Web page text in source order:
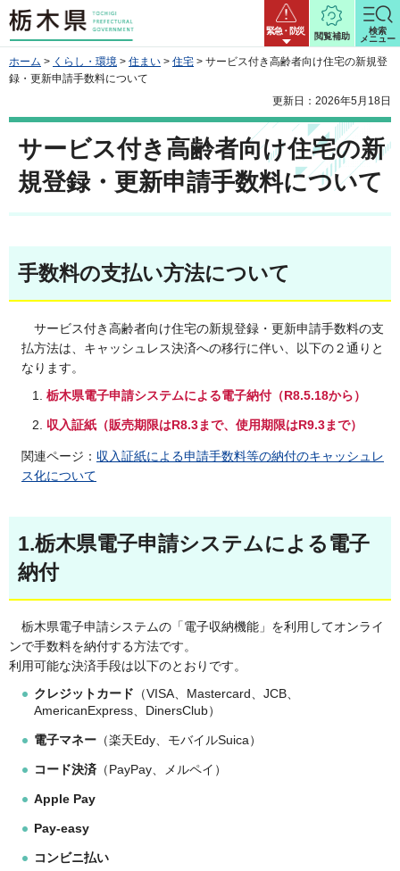
栃木県 緊急・防災
閲覧補助
検索
メニュー
ホーム > くらし・環境 > 住まい > 住宅 > サービス付き高齢者向け住宅の新規登
録・更新申請手数料について
更新日：2026年5月18日
サービス付き高齢者向け住宅の新
規登録・更新申請手数料について
手数料の支払い方法について
サービス付き高齢者向け住宅の新規登録・更新申請手数料の支
払方法は、キャッシュレス決済への移行に伴い、以下の２通りと
なります。
栃木県電子申請システムによる電子納付（R8.5.18から）
収入証紙（販売期限はR8.3まで、使用期限はR9.3まで）
関連ページ： 収入証紙による申請手数料等の納付のキャッシュレ
ス化について
1.栃木県電子申請システムによる電子
納付
栃木県電子申請システムの「電子収納機能」を利用してオンライ
ンで手数料を納付する方法です。
利用可能な決済手段は以下のとおりです。
クレジットカード （VISA、Mastercard、JCB、
AmericanExpress、DinersClub）
電子マネー （楽天Edy、モバイルSuica）
コード決済 （PayPay、メルペイ）
Apple Pay
Pay-easy
コンビニ払い